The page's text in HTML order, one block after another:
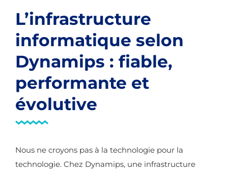
L’infrastructure
informatique selon
Dynamips : fiable,
performante et
évolutive
Nous ne croyons pas à la technologie pour la
technologie. Chez Dynamips, une infrastructure